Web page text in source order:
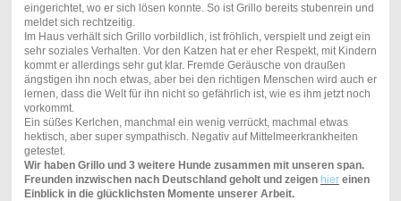
eingerichtet, wo er sich lösen konnte. So ist Grillo bereits stubenrein und
meldet sich rechtzeitig.
Im Haus verhält sich Grillo vorbildlich, ist fröhlich, verspielt und zeigt ein
sehr soziales Verhalten. Vor den Katzen hat er eher Respekt, mit Kindern
kommt er allerdings sehr gut klar. Fremde Geräusche von draußen
ängstigen ihn noch etwas, aber bei den richtigen Menschen wird auch er
lernen, dass die Welt für ihn nicht so gefährlich ist, wie es ihm jetzt noch
vorkommt.
Ein süßes Kerlchen, manchmal ein wenig verrückt, machmal etwas
hektisch, aber super sympathisch. Negativ auf Mittelmeerkrankheiten
getestet.
Wir haben Grillo und 3 weitere Hunde zusammen mit unseren span.
Freunden inzwischen nach Deutschland geholt und zeigen hiereinen
Einblick in die glücklichsten Momente unserer Arbeit.